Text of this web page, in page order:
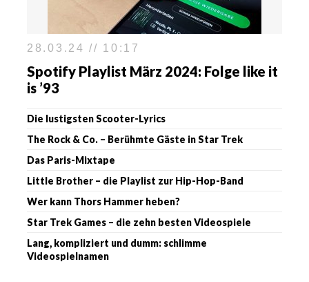
28.03.24 // 10:17
Spotify Playlist März 2024: Folge like it
is ’93
Die lustigsten Scooter-Lyrics
The Rock & Co. – Berühmte Gäste in Star Trek
Das Paris-Mixtape
Little Brother – die Playlist zur Hip-Hop-Band
Wer kann Thors Hammer heben?
Star Trek Games – die zehn besten Videospiele
Lang, kompliziert und dumm: schlimme
Videospielnamen